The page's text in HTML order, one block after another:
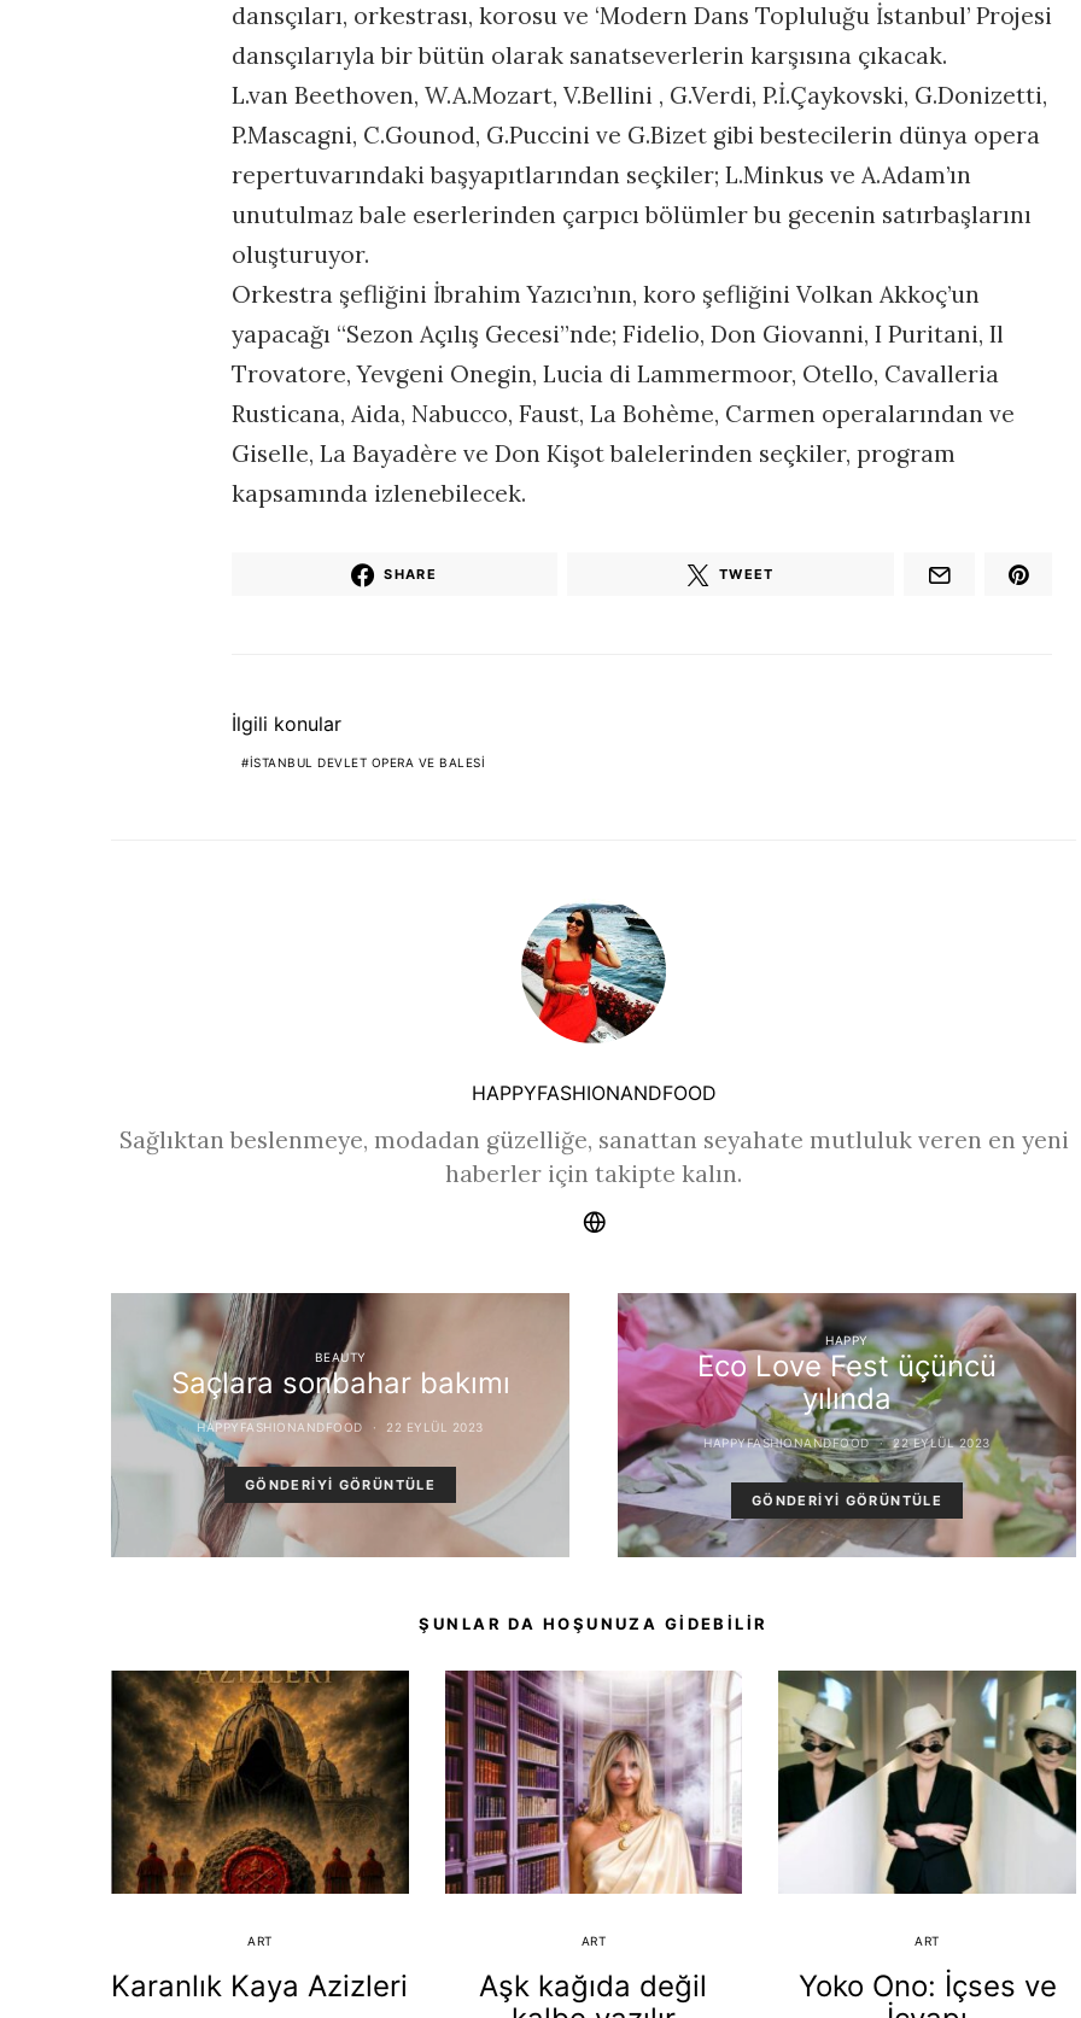
dansçıları, orkestrası, korosu ve ‘Modern Dans Topluluğu İstanbul’ Projesi
dansçılarıyla bir bütün olarak sanatseverlerin karşısına çıkacak.
L.van Beethoven, W.A.Mozart, V.Bellini , G.Verdi, P.İ.Çaykovski, G.Donizetti,
P.Mascagni, C.Gounod, G.Puccini ve G.Bizet gibi bestecilerin dünya opera
repertuvarındaki başyapıtlarından seçkiler; L.Minkus ve A.Adam’ın
unutulmaz bale eserlerinden çarpıcı bölümler bu gecenin satırbaşlarını
oluşturuyor.
Orkestra şefliğini İbrahim Yazıcı’nın, koro şefliğini Volkan Akkoç’un
yapacağı “Sezon Açılış Gecesi”nde; Fidelio, Don Giovanni, I Puritani, Il
Trovatore, Yevgeni Onegin, Lucia di Lammermoor, Otello, Cavalleria
Rusticana, Aida, Nabucco, Faust, La Bohème, Carmen operalarından ve
Giselle, La Bayadère ve Don Kişot balelerinden seçkiler, program
kapsamında izlenebilecek.
SHARE TWEET
İlgili konular
İSTANBUL DEVLET OPERA VE BALESI
HAPPYFASHIONANDFOOD
Sağlıktan beslenmeye, modadan güzelliğe, sanattan seyahate mutluluk veren en yeni
haberler için takipte kalın.
BEAUTY
Saçlara sonbahar bakımı
HAPPYFASHIONANDFOOD 22 EYLÜL 2023
GÖNDERIYI GÖRÜNTÜLE
HAPPY
Eco Love Fest üçüncü
yılında
HAPPYFASHIONANDFOOD 22 EYLÜL 2023
GÖNDERIYI GÖRÜNTÜLE
ŞUNLAR DA HOŞUNUZA GIDEBILIR
ART
Karanlık Kaya Azizleri
ART
Aşk kağıda değil
ART
Yoko Ono: İçses ve